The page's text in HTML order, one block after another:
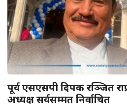
पूर्व एसएसपी दिपक रञ्जित
अध्यक्ष सर्वसम्मत निर्वाचित